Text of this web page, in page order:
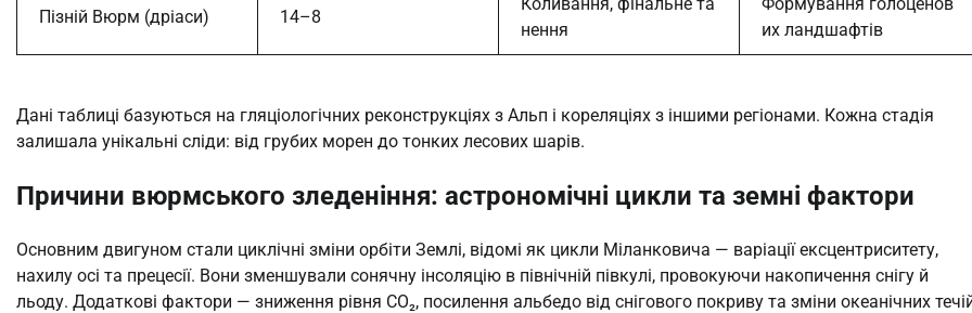
Пізній Вюрм (дріаси) 14–8
нення
их ландшафтів
Дані таблиці базуються на гляціологічних реконструкціях з Альп і кореляціях з іншими регіонами. Кожна стадія
залишала унікальні сліди: від грубих морен до тонких лесових шарів.
Причини вюрмського зледеніння: астрономічні цикли та земні фактори
Основним двигуном стали циклічні зміни орбіти Землі, відомі як цикли Міланковича — варіації ексцентриситету,
нахилу осі та прецесії. Вони зменшували сонячну інсоляцію в північній півкулі, провокуючи накопичення снігу й
льоду. Додаткові фактори — зниження рівня CO₂, посилення альбедо від снігового покриву та зміни океанічних